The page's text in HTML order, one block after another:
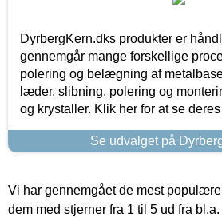
DyrbergKern.dks produkter er
gennemgår mange forskellige
polering og belægning af
læder, slibning, polering og
og krystaller. Klik her for at se
Se udvalget på
Vi har gennemgået de mest
dem med stjerner fra 1 til 5 ud fra